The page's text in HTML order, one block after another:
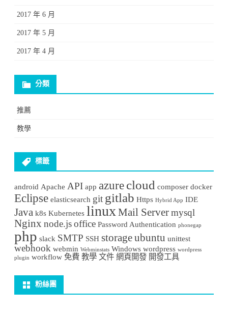
2017 年 6 月
2017 年 5 月
2017 年 4 月
分類
推薦
教學
標籤
android Apache API app azurecloud composer docker
Eclipse elasticsearch git gitlab Https Hybrid App IDE
Java k8s Kubernetes linux Mail Servermysql
Nginx node.jsoffice Password Authentication phonegap
php slack SMTP SSH storageubuntu unittest
webhook webmin Webminstats Windows wordpress wordpress
plugin workflow 免費 教學 文件 網頁開發 開發工具
粉絲團